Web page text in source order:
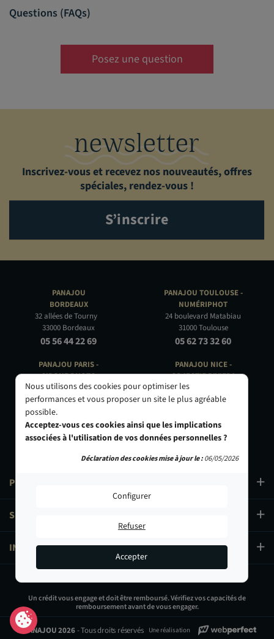
455,00 €
Ajouter au panier
Questions (FAQs)
Posez une question
newsletter
Inscrivez-vous et recevez nos nouveautés, offres
spéciales, rendez-vous !
S’inscrire
PANAJOU
BORDEAUX
32 allées de Tourny
33000 Bordeaux
05 56 44 22 69
PANAJOU PARIS -
CIRQUE PHOTO
9, bd des Filles-du-Calvaire
75003 Paris
01 40 29 91 91
PRODUITS
SERVICES
INFORMATIONS
PANAJOU TOULOUSE -
NUMÉRIPHOT
24 boulevard Matabiau
31000 Toulouse
05 62 73 32 60
PANAJOU NICE -
OBJECTIF RIVIERA
24 Rue de l'Hôtel des Postes
06000 Nice
Un crédit vous engage et doit être remboursé. Vérifiez vos capacités de
remboursement avant de vous engager.
© PANAJOU 2026- Tous droits réservés Une réalisation
Nous utilisons des cookies pour optimiser les
performances et vous proposer un site le plus agréable
possible.
Acceptez-vous ces cookies ainsi que les implications
associées à l'utilisation de vos données personnelles ?
Configurer
Refuser
Accepter
Déclaration des cookies mise à jour le :06/05/2026